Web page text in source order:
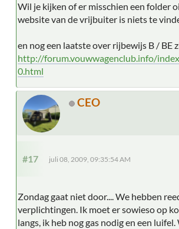
Wil je kijken of er misschien een folder
website van de vrijbuiter is niets te
en nog een laatste over rijbewijs B / BE
http://forum.vouwwagenclub.info/
0.html
CEO
#17 juli 08, 2009, 09:35:54 AM
Zondag gaat niet door.... We hebben
verplichtingen. Ik moet er sowieso op
langs, ik heb nog gas nodig en een